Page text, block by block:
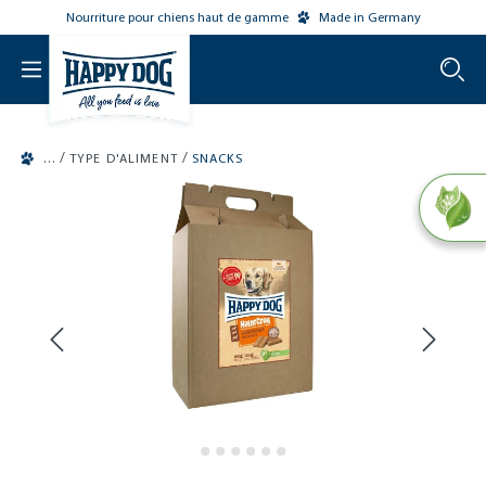
main contentNourriture pour chiens haut de gamme Made in Germany
/ TYPE D'ALIMENT / SNACKS